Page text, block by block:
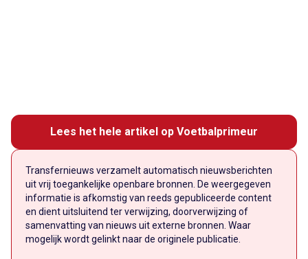
Lees het hele artikel op Voetbalprimeur
Transfernieuws verzamelt automatisch nieuwsberichten
uit vrij toegankelijke openbare bronnen. De weergegeven
informatie is afkomstig van reeds gepubliceerde content
en dient uitsluitend ter verwijzing, doorverwijzing of
samenvatting van nieuws uit externe bronnen. Waar
mogelijk wordt gelinkt naar de originele publicatie.